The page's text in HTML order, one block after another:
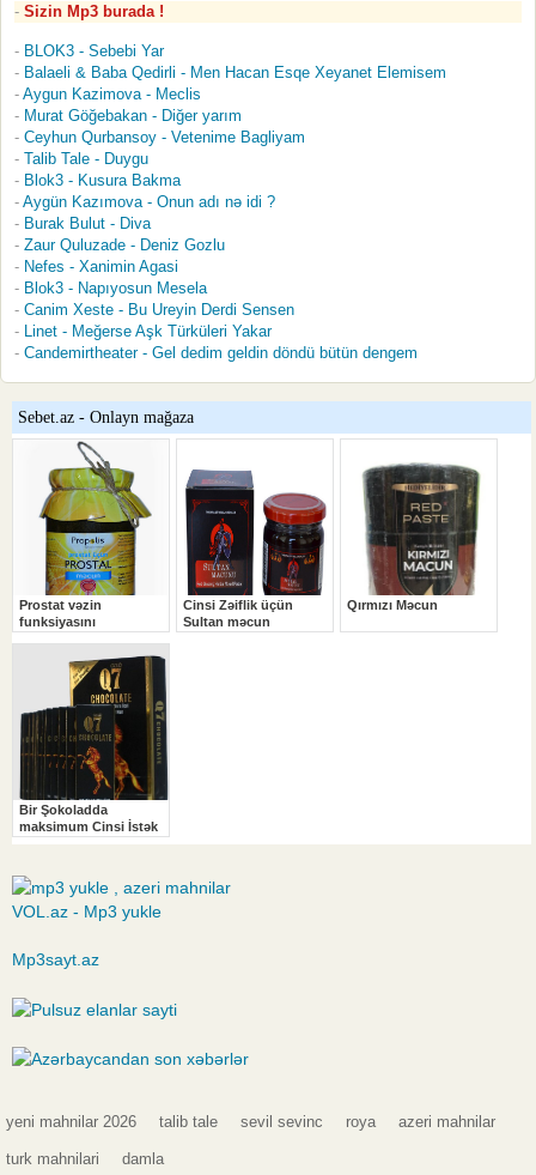
Sizin Mp3 burada !
BLOK3 - Sebebi Yar
Balaeli & Baba Qedirli - Men Hacan Esqe Xeyanet Elemisem
Aygun Kazimova - Meclis
Murat Göğebakan - Diğer yarım
Ceyhun Qurbansoy - Vetenime Bagliyam
Talib Tale - Duygu
Blok3 - Kusura Bakma
Aygün Kazımova - Onun adı nə idi ?
Burak Bulut - Diva
Zaur Quluzade - Deniz Gozlu
Nefes - Xanimin Agasi
Blok3 - Napıyosun Mesela
Canim Xeste - Bu Ureyin Derdi Sensen
Linet - Meğerse Aşk Türküleri Yakar
Candemirtheater - Gel dedim geldin döndü bütün dengem
VOL.az - Mp3 yukle
Mp3sayt.az
yeni mahnilar 2026 talib tale sevil sevinc roya azeri mahnilar
turk mahnilari damla